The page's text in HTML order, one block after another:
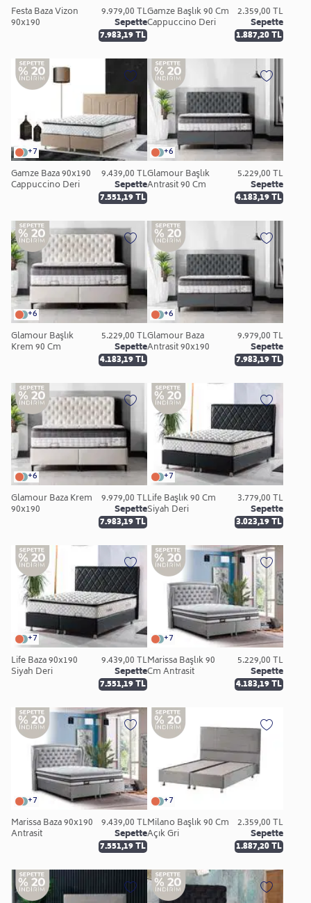
Festa Baza Vizon
90x190
9.979,00 TL
Sepette
7.983,19 TL
Gamze Başlık 90 Cm
Cappuccino Deri
2.359,00 TL
Sepette
1.887,20 TL
+7
Gamze Baza 90x190
Cappuccino Deri
9.439,00 TL
Sepette
7.551,19 TL
+6
Glamour Başlık
Antrasit 90 Cm
5.229,00 TL
Sepette
4.183,19 TL
+6
Glamour Başlık
Krem 90 Cm
5.229,00 TL
Sepette
4.183,19 TL
+6
Glamour Baza
Antrasit 90x190
9.979,00 TL
Sepette
7.983,19 TL
+6
Glamour Baza Krem
90x190
9.979,00 TL
Sepette
7.983,19 TL
+7
Life Başlık 90 Cm
Siyah Deri
3.779,00 TL
Sepette
3.023,19 TL
+7
Life Baza 90x190
Siyah Deri
9.439,00 TL
Sepette
7.551,19 TL
+7
Marissa Başlık 90
Cm Antrasit
5.229,00 TL
Sepette
4.183,19 TL
+7
Marissa Baza 90x190
Antrasit
9.439,00 TL
Sepette
7.551,19 TL
+7
Milano Başlık 90 Cm
Açık Gri
2.359,00 TL
Sepette
1.887,20 TL